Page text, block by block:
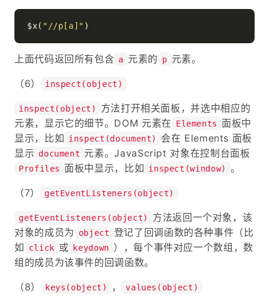
$x( "//p[a]"
上面代码返回所有包含 a 元素的 p 元素。
（6） inspect(object)
inspect(object)
方法打开相关面板，并选中相应的
元素，显示它的细节。DOM 元素在
Elements
面板中
显示，比如 inspect(document)
会在 Elements 面板
显示 document 元素。JavaScript 对象在控制台面板
Profiles 面板中显示，比如 inspect(window) 。
（7） getEventListeners(object)
getEventListeners(object)
方法返回一个对象，该
对象的成员为
object 登记了回调函数的各种事件（比
如
click 或 keydown ），每个事件对应一个数组，数
组的成员为该事件的回调函数。
（8） keys(object) ， values(object)